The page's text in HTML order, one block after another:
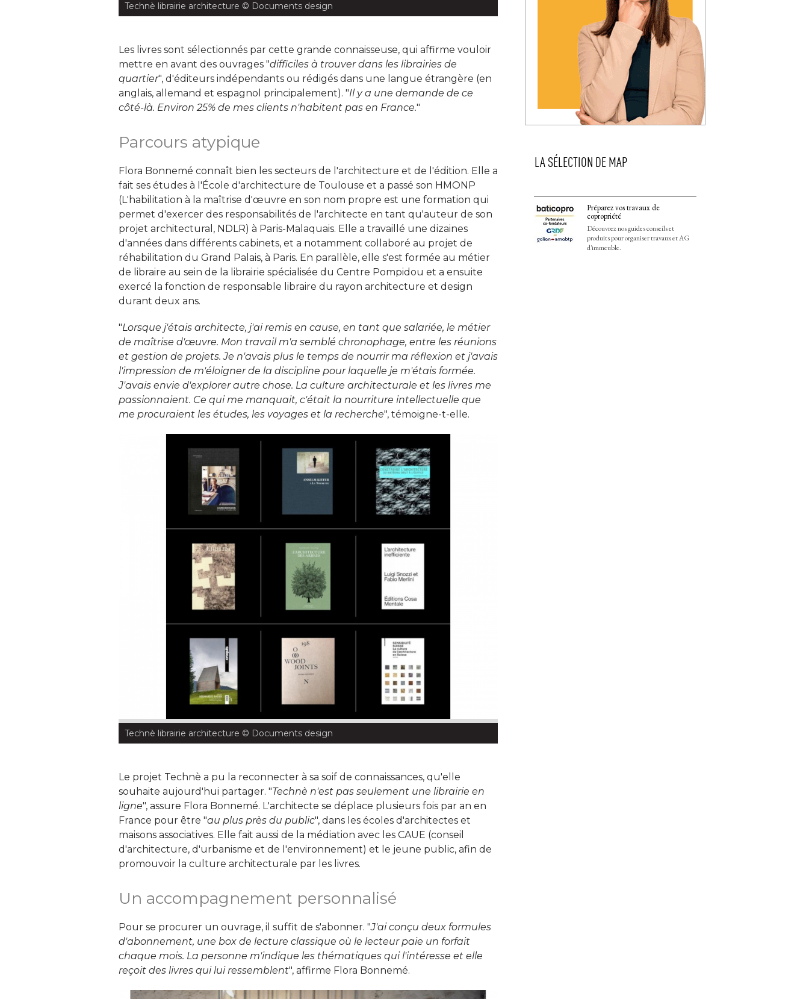
Technè librairie architecture © Documents design
Les livres sont sélectionnés par cette grande connaisseuse, qui affirme vouloir
mettre en avant des ouvrages "difficiles à trouver dans les librairies de
quartier", d'éditeurs indépendants ou rédigés dans une langue étrangère (en
anglais, allemand et espagnol principalement). "Il y a une demande de ce
côté-là. Environ 25% de mes clients n'habitent pas en France."
Parcours atypique
Flora Bonnemé connaît bien les secteurs de l'architecture et de l'édition. Elle a
fait ses études à l'École d'architecture de Toulouse et a passé son HMONP
(L'habilitation à la maîtrise d'œuvre en son nom propre est une formation qui
permet d'exercer des responsabilités de l'architecte en tant qu'auteur de son
projet architectural, NDLR) à Paris-Malaquais. Elle a travaillé une dizaines
d'années dans différents cabinets, et a notamment collaboré au projet de
réhabilitation du Grand Palais, à Paris. En parallèle, elle s'est formée au métier
de libraire au sein de la librairie spécialisée du Centre Pompidou et a ensuite
exercé la fonction de responsable libraire du rayon architecture et design
durant deux ans.
"Lorsque j'étais architecte, j'ai remis en cause, en tant que salariée, le métier
de maîtrise d'œuvre. Mon travail m'a semblé chronophage, entre les réunions
et gestion de projets. Je n'avais plus le temps de nourrir ma réflexion et j'avais
l'impression de m'éloigner de la discipline pour laquelle je m'étais formée.
J'avais envie d'explorer autre chose. La culture architecturale et les livres me
passionnaient. Ce qui me manquait, c'était la nourriture intellectuelle que
me procuraient les études, les voyages et la recherche", témoigne-t-elle.
Technè librairie architecture © Documents design
Le projet Technè a pu la reconnecter à sa soif de connaissances, qu'elle
souhaite aujourd'hui partager. "Technè n'est pas seulement une librairie en
ligne", assure Flora Bonnemé. L'architecte se déplace plusieurs fois par an en
France pour être "au plus près du public", dans les écoles d'architectes et
maisons associatives. Elle fait aussi de la médiation avec les CAUE (conseil
d'architecture, d'urbanisme et de l'environnement) et le jeune public, afin de
promouvoir la culture architecturale par les livres.
Un accompagnement personnalisé
Pour se procurer un ouvrage, il suffit de s'abonner. "J'ai conçu deux formules
d'abonnement, une box de lecture classique où le lecteur paie un forfait
chaque mois. La personne m'indique les thématiques qui l'intéresse et elle
reçoit des livres qui lui ressemblent", affirme Flora Bonnemé.
LA SÉLECTION DE MAP
Préparez vos travaux de
copropriété
Découvrez nos guides conseils et
produits pour organiser travaux et AG
d'immeuble.